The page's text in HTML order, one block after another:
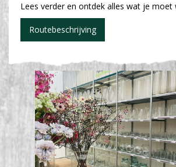
Lees verder en ontdek alles wat je
Routebeschrijving